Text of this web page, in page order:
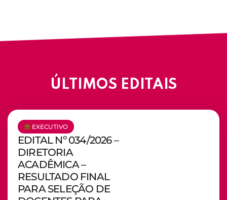
ÚLTIMOS EDITAIS
EXECUTIVO
EDITAL Nº 034/2026 –
DIRETORIA
ACADÊMICA –
RESULTADO FINAL
PARA SELEÇÃO DE